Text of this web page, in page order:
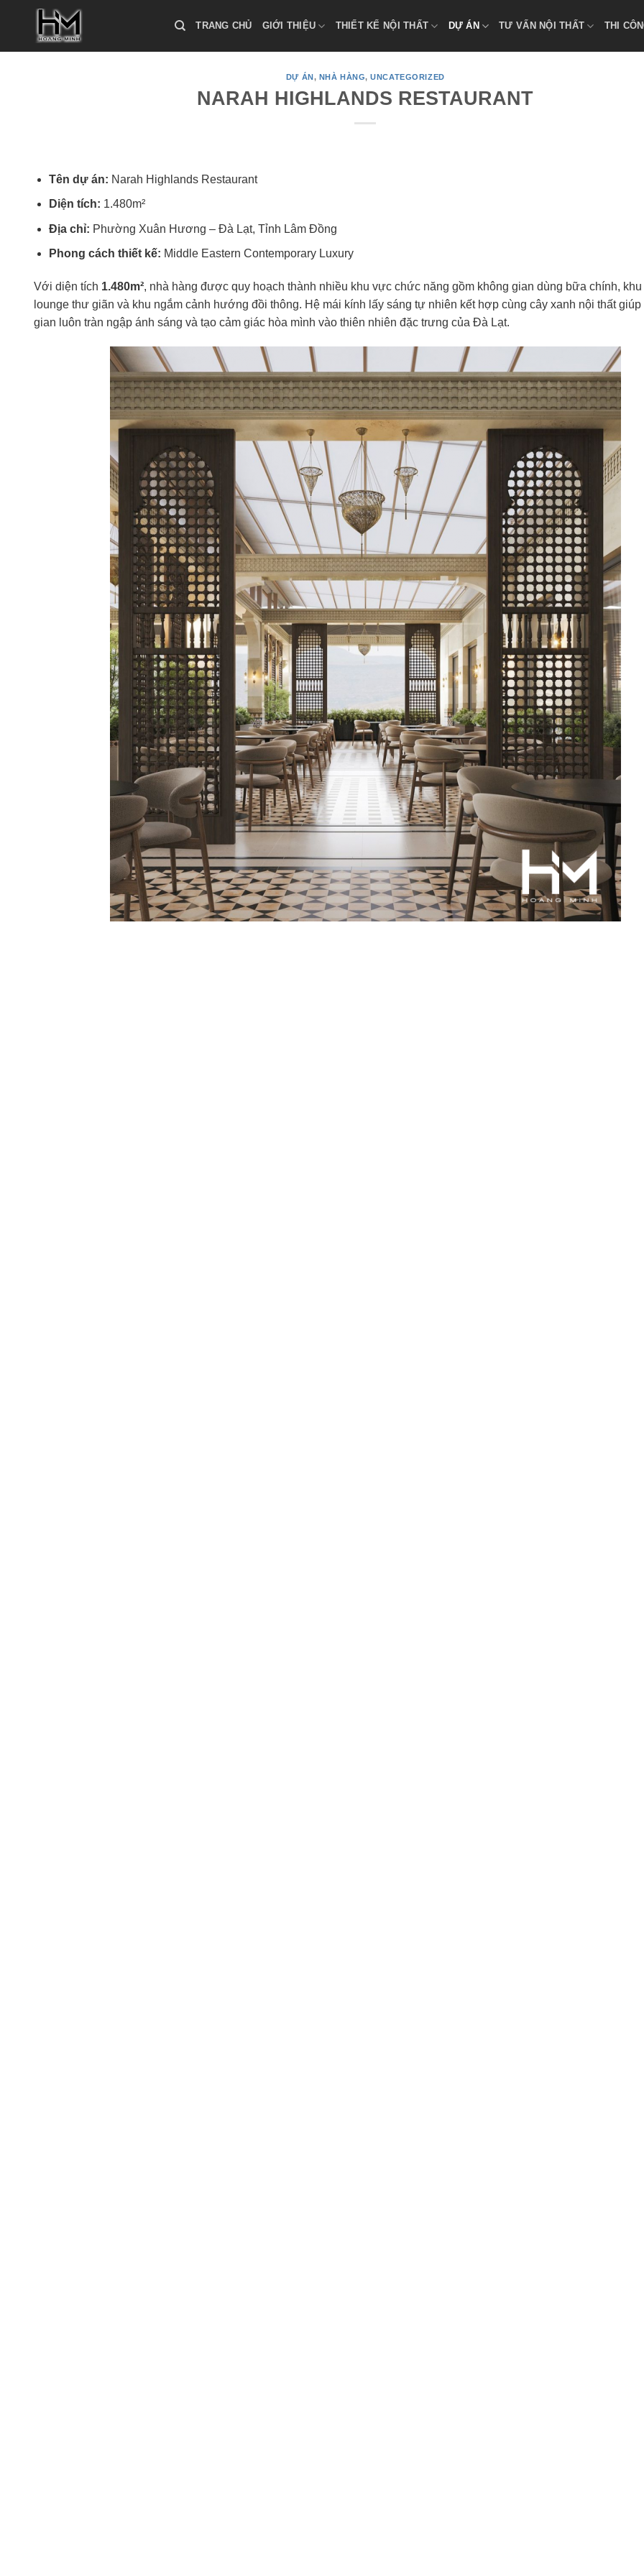
TRANG CHỦ GIỚI THIỆU THIẾT KẾ NỘI THẤT DỰ ÁN TƯ VẤN NỘI THẤT THI
DỰ ÁN, NHÀ HÀNG,UNCATEGORIZED
NARAH HIGHLANDS RESTAURANT
Tên dự án: Narah Highlands Restaurant
Diện tích: 1.480m²
Địa chỉ: Phường Xuân Hương – Đà Lạt, Tỉnh Lâm Đồng
Phong cách thiết kế: Middle Eastern Contemporary Luxury
Với diện tích 1.480m², nhà hàng được quy hoạch thành nhiều khu vực chức năng gồm không gian dùng bữa chính, khu
lounge thư giãn và khu ngắm cảnh hướng đồi thông. Hệ mái kính lấy sáng tự nhiên kết hợp cùng cây xanh nội thất giúp
gian luôn tràn ngập ánh sáng và tạo cảm giác hòa mình vào thiên nhiên đặc trưng của Đà Lạt.